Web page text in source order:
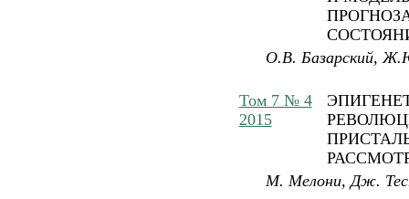
О.В. Базарский,
Том 7 № 4
2015
М. Мелони, Дж.